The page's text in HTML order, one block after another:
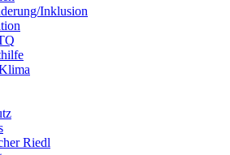
Inklusion
Riedl